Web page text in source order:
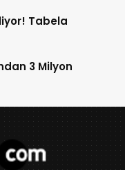
Tabela
3 Milyon